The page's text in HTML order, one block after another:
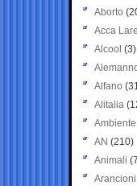
Aborto
Acca
Alcool (3)
Alfano
Alitalia
Ambiente
AN (210)
Animali
Arancioni